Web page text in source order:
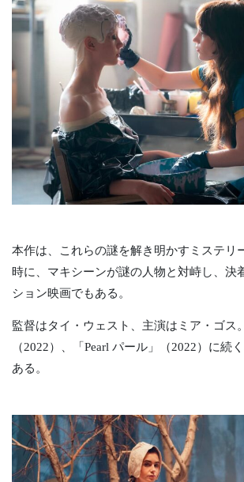
本作は、これらの謎を解き明かすミステリ
時に、マキシーンが謎の人物と対峙し、決
ション映画でもある。
監督はタイ・ウェスト、主演はミア・ゴス
（2022）、「Pearl パール」（2022）に続
ある。